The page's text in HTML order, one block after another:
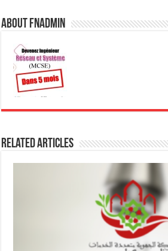
About fnadmin
Related Articles